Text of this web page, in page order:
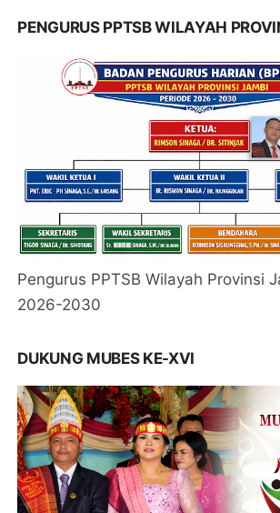
PENGURUS PPTSB WILAYAH
Pengurus PPTSB Wilayah Provinsi
2026-2030
DUKUNG MUBES KE-XVI